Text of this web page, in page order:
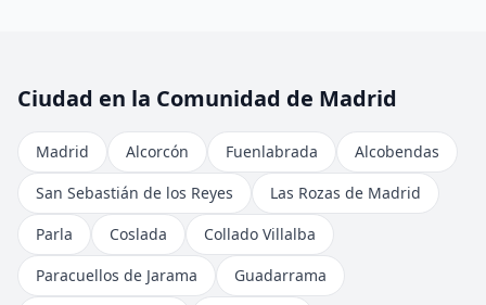
Ciudad en la Comunidad de Madrid
Madrid Alcorcón Fuenlabrada
Alcobendas
San Sebastián de los Reyes
Las Rozas de Madrid
Parla
Coslada
Collado Villalba
Paracuellos de Jarama
Guadarrama